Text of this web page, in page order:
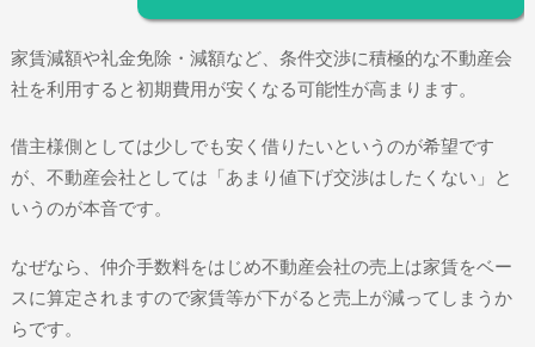
家賃減額や礼金免除・減額など、条件交渉に積極的な不動産会
社を利用すると初期費用が安くなる可能性が高まります。
借主様側としては少しでも安く借りたいというのが希望です
が、不動産会社としては「あまり値下げ交渉はしたくない」と
いうのが本音です。
なぜなら、仲介手数料をはじめ不動産会社の売上は家賃をベー
スに算定されますので家賃等が下がると売上が減ってしまうか
らです。